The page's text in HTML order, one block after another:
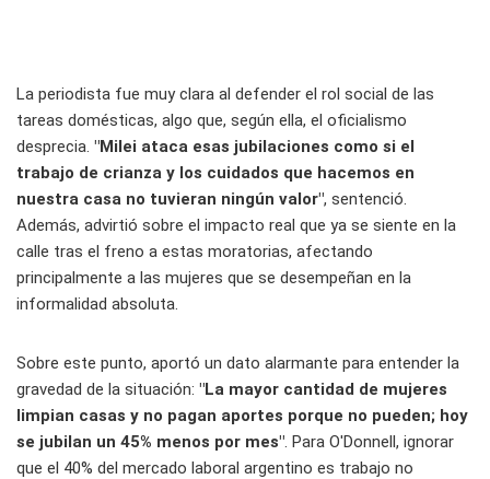
La periodista fue muy clara al defender el rol social de las
tareas domésticas, algo que, según ella, el oficialismo
desprecia. "Milei ataca esas jubilaciones como si el
trabajo de crianza y los cuidados que hacemos en
nuestra casa no tuvieran ningún valor", sentenció.
Además, advirtió sobre el impacto real que ya se siente en la
calle tras el freno a estas moratorias, afectando
principalmente a las mujeres que se desempeñan en la
informalidad absoluta.
Sobre este punto, aportó un dato alarmante para entender la
gravedad de la situación: "La mayor cantidad de mujeres
limpian casas y no pagan aportes porque no pueden; hoy
se jubilan un 45% menos por mes" . Para O'Donnell, ignorar
que el 40% del mercado laboral argentino es trabajo no